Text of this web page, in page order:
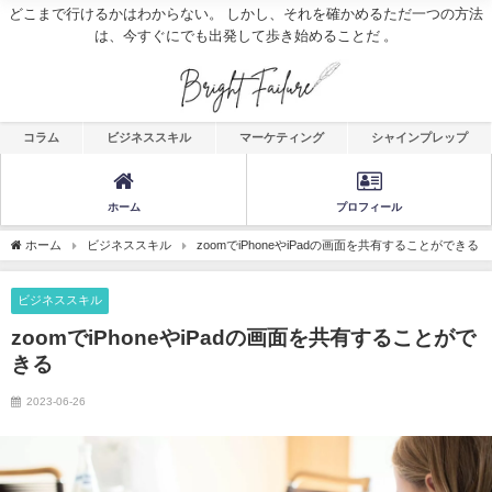
どこまで行けるかはわからない。 しかし、それを確かめるただ一つの方法
は、今すぐにでも出発して歩き始めることだ 。
コラム ビジネススキル マーケティング シャインプレップ
ホーム プロフィール
ホーム ビジネススキル zoomでiPhoneやiPadの画面を共有することができる
ビジネススキル
zoomでiPhoneやiPadの画面を共有することがで
きる
2023-06-26